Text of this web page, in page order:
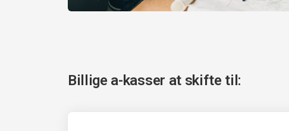
Billige a-kasser at skifte til: